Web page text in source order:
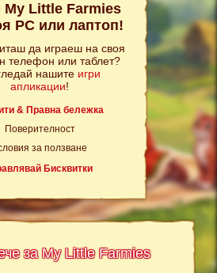
My Little Farmies
PC или лаптоп!
да играеш на своя
телефон или таблет?
нашите игри
апликации!
& Правна бележка
Поверителност
за ползване
Бисквитки
за My Little Farmies